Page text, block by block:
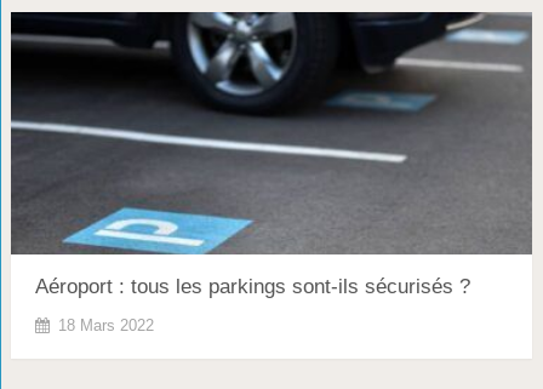
Aéroport : tous les parkings sont-ils sécurisés ?
18 Mars 2022